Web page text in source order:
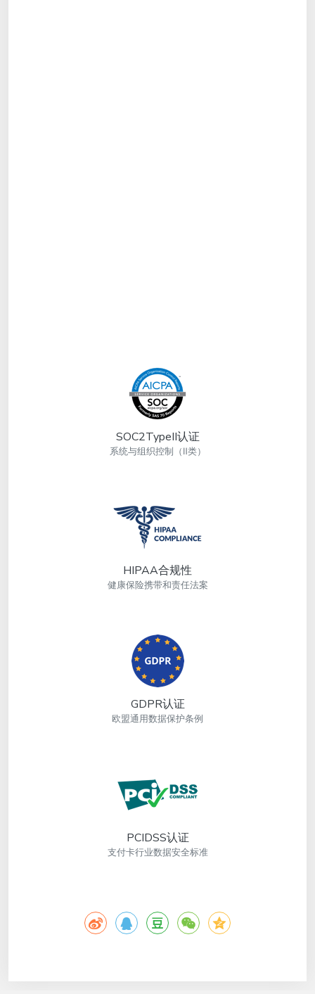
SOC2TypeII认证
系统与组织控制（Ⅱ类）
HIPAA合规性
健康保险携带和责任法案
GDPR认证
欧盟通用数据保护条例
PCIDSS认证
支付卡行业数据安全标准